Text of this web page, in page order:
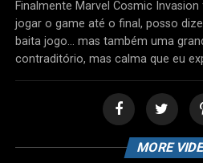
Finalmente Marvel Cosmic
jogar o game até o final, posso
baita jogo… mas também uma
contraditório, mas calma que eu
MORE